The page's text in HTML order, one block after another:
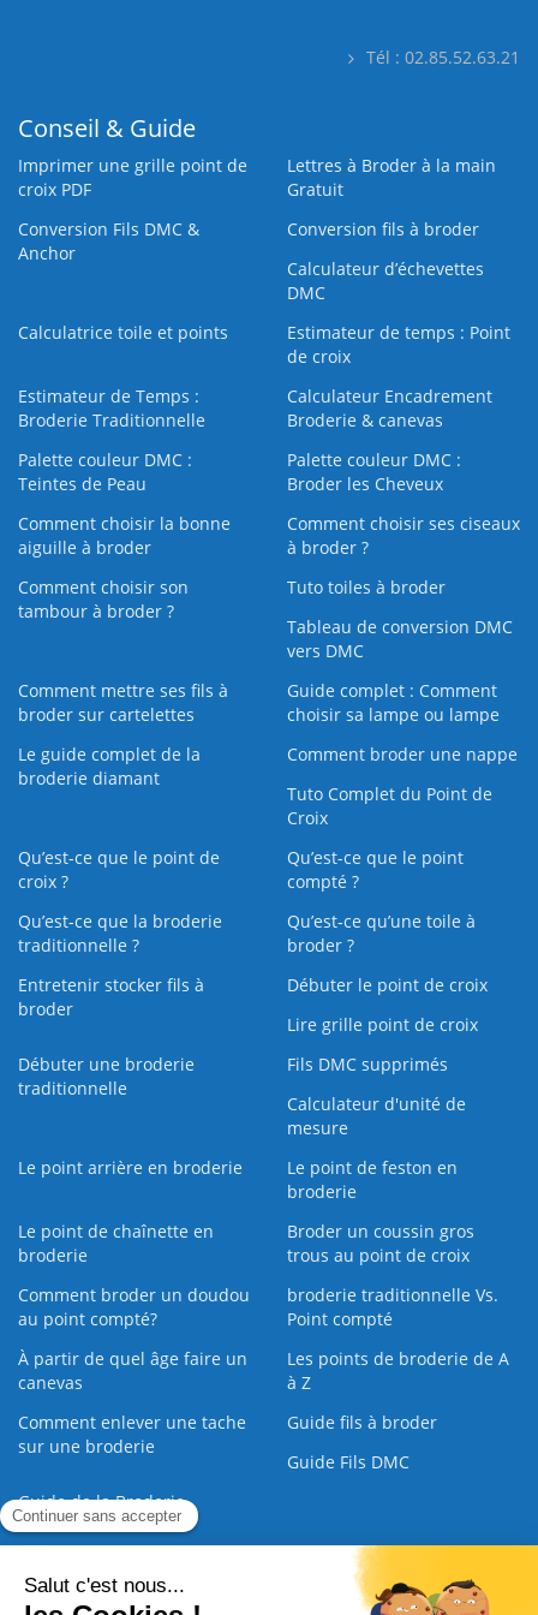
Tél : 02.85.52.63.21
Conseil & Guide
Imprimer une grille point de
croix PDF
Lettres à Broder à la main
Gratuit
Conversion Fils DMC &
Anchor
Conversion fils à broder
Calculateur d’échevettes
DMC
Calculatrice toile et points
Estimateur de temps : Point
de croix
Estimateur de Temps :
Broderie Traditionnelle
Calculateur Encadrement
Broderie & canevas
Palette couleur DMC :
Teintes de Peau
Palette couleur DMC :
Broder les Cheveux
Comment choisir la bonne
aiguille à broder
Comment choisir ses ciseaux
à broder ?
Comment choisir son
tambour à broder ?
Tuto toiles à broder
Tableau de conversion DMC
vers DMC
Comment mettre ses fils à
broder sur cartelettes
Guide complet : Comment
choisir sa lampe ou lampe
Le guide complet de la
broderie diamant
Comment broder une nappe
Tuto Complet du Point de
Croix
Qu’est-ce que le point de
croix ?
Qu’est-ce que le point
compté ?
Qu’est-ce que la broderie
traditionnelle ?
Qu’est‑ce qu’une toile à
broder ?
Entretenir stocker fils à
broder
Débuter le point de croix
Lire grille point de croix
Débuter une broderie
traditionnelle
Fils DMC supprimés
Calculateur d'unité de
mesure
Le point arrière en broderie
Le point de feston en
broderie
Le point de chaînette en
broderie
Broder un coussin gros
trous au point de croix
Comment broder un doudou
au point compté?
broderie traditionnelle Vs.
Point compté
À partir de quel âge faire un
canevas
Les points de broderie de A
à Z
Comment enlever une tache
sur une broderie
Guide fils à broder
Guide Fils DMC
Guide de la Broderie